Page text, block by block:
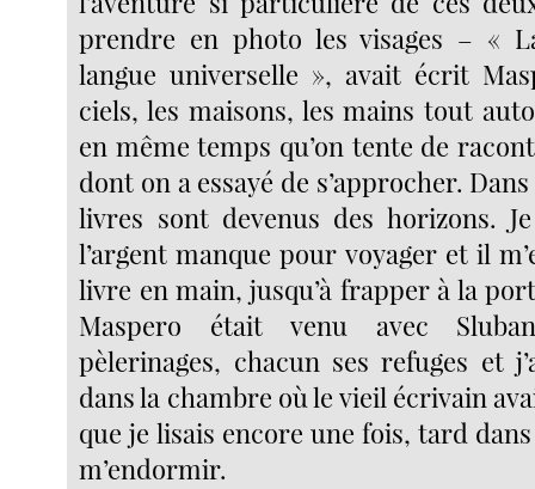
prendre en photo les visages – «
langue universelle », avait écrit
ciels, les maisons, les mains tout
en même temps qu’on tente de
dont on a essayé de s’approcher.
livres sont devenus des horizons.
l’argent manque pour voyager et il
livre en main, jusqu’à frapper à la
Maspero était venu avec
pèlerinages, chacun ses refuges et
dans la chambre où le vieil écrivain
que je lisais encore une fois, tard
m’endormir.